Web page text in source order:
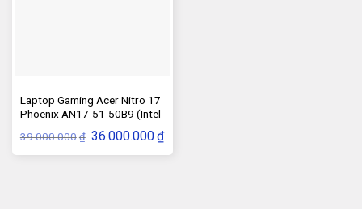
Laptop Gaming Acer Nitro 17
Phoenix AN17-51-50B9 (Intel
512GB, VGA 4050 6GB, Màn
Hình 17.3 inch FHD, Windows
39.000.000 ₫ Giá
gốc
là:
36.000.000₫Giá
hiện
tại